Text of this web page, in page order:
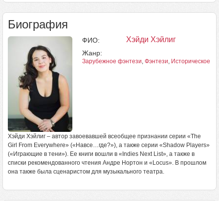
Биография
ФИО: Хэйди Хэйлиг
Жанр:
Зарубежное фэнтези, Фэнтези, Историческое
Хэйди Хэйлиг – автор завоевавшей всеобщее признании серии «The
Girl From Everywhere» («Навсе…где?»), а также серии «Shadow Players»
(«Играющие в тени»). Ее книги вошли в «Indies Next List», а также в
списки рекомендованного чтения Андре Нортон и «Locus». В прошлом
она также была сценаристом для музыкального театра.